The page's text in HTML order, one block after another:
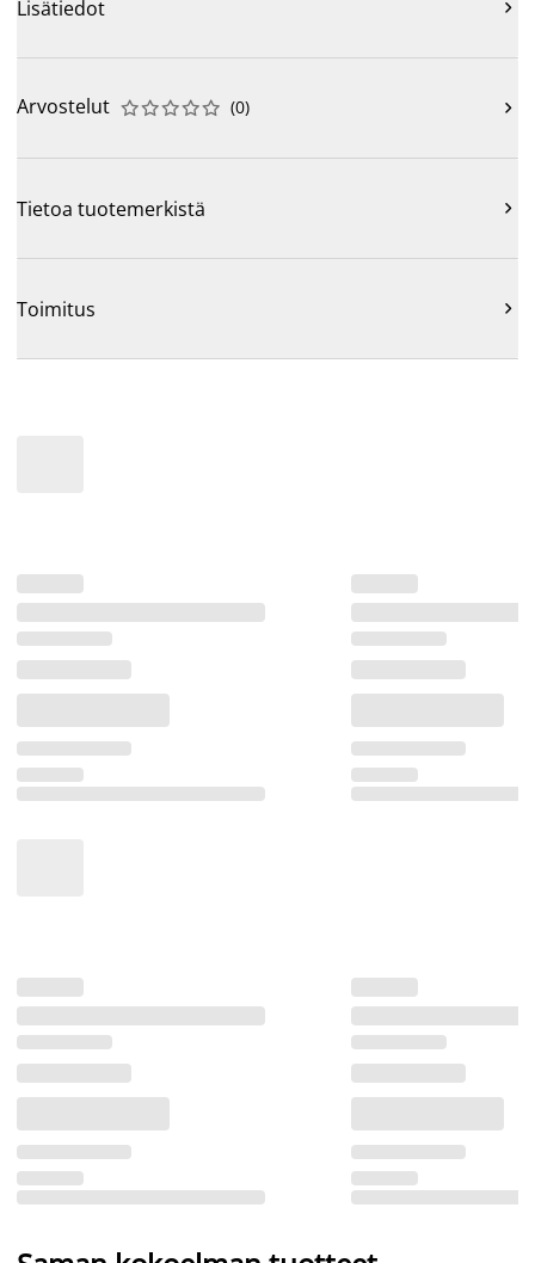
Lisätiedot 
Arvostelut 




 (0) 
Tietoa tuotemerkistä 
Toimitus 